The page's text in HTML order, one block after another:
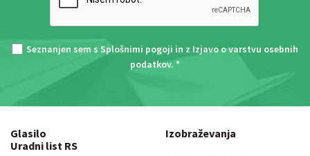
Seznanjen sem s Splošnimi pogoji in z Izjavo o varstvu osebnih
podatkov. *
Glasilo
Uradni list RS
Izobraževanja